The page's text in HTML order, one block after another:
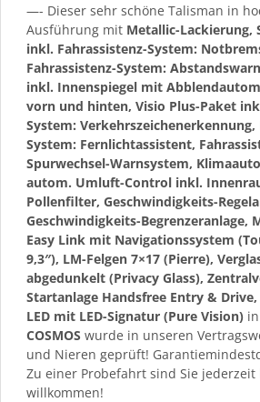
—- Dieser sehr schöne Talisman in
Ausführung mit Metallic-Lackierung,
inkl. Fahrassistenz-System:
Fahrassistenz-System:
inkl. Innenspiegel mit
vorn und hinten, Visio Plus-Paket
System: Verkehrszeichenerkennung,
System: Fernlichtassistent,
Spurwechsel-Warnsystem,
autom. Umluft-Control inkl.
Pollenfilter, Geschwindigkeits-
Geschwindigkeits-Begrenzeranlage,
Easy Link mit Navigationssystem
9,3″), LM-Felgen 7×17 (Pierre),
abgedunkelt (Privacy Glass),
Startanlage Handsfree Entry &
LED mit LED-Signatur (Pure Vision)
COSMOS wurde in unseren
und Nieren geprüft!
Zu einer Probefahrt sind Sie jederzeit
willkommen!